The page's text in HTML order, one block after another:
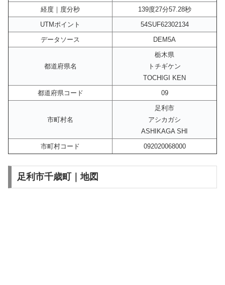
経度｜度分秒
139度27分57.28秒
UTMポイント
54SUF62302134
データソース
DEM5A
都道府県名
栃木県
トチギケン
TOCHIGI KEN
都道府県コード
09
市町村名
足利市
アシカガシ
ASHIKAGA SHI
市町村コード
092020068000
足利市千歳町｜地図